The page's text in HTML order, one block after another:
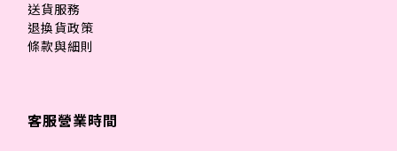
送貨服務
退換貨政策
條款與細則
客服營業時間